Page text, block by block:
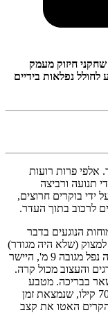
שחקני חיזוק מעמק
נפלאות בידיים
אלפי פרות רועות
תנועה ורביצה
ידי בוקרים חרוצים,
לרכוב בתוך העדר.
הנוגעים בדבר
(שלא היה מגודר)
שמעל מפל דבורה, בנחל ג'ילבון המטויל ומשום מה נפל מגובה 9 מ', היישר
והעצוב מכול קרה.
בבריכה. מטבע
הדברים, כמות מסיבית של בשר במשקל של כ-700 קילו, שנמצאת זמן
האטו את קצב